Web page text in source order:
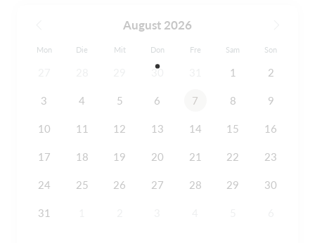
August 2026
Mon Die Mit Don Fre Sam Son
30 1 2
3 4 5 6 7 8 9
10 11 12 13 14 15 16
17 18 19 20 21 22 23
24 25 26 27 28 29 30
31